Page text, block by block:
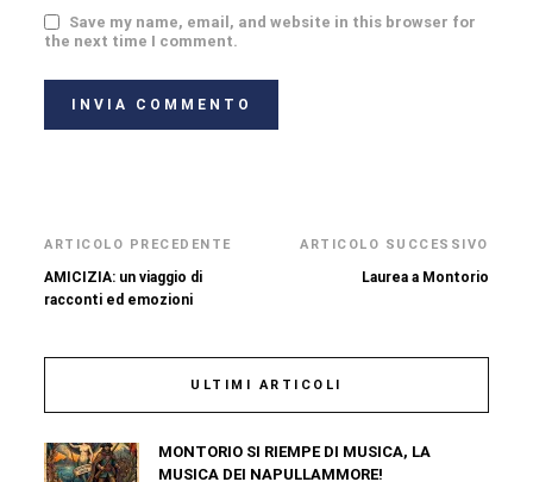
Save my name, email, and website in this browser for
the next time I comment.
ARTICOLO PRECEDENTE
AMICIZIA: un viaggio di
racconti ed emozioni
ARTICOLO SUCCESSIVO
Laurea a Montorio
ULTIMI ARTICOLI
MONTORIO SI RIEMPE DI MUSICA, LA
MUSICA DEI NAPULLAMMORE!